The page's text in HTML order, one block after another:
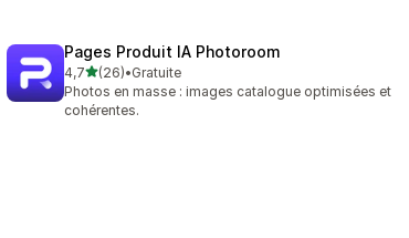
Pages Produit IA Photoroom
4,7étoile(s) sur 5
(26)
26 avis au total
•Gratuite
Photos en masse : images catalogue optimisées et
cohérentes.